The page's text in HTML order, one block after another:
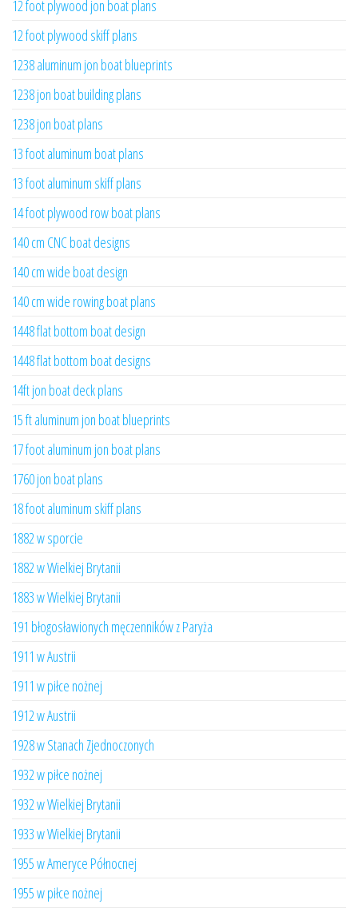
12 foot plywood jon boat plans
12 foot plywood skiff plans
1238 aluminum jon boat blueprints
1238 jon boat building plans
1238 jon boat plans
13 foot aluminum boat plans
13 foot aluminum skiff plans
14 foot plywood row boat plans
140 cm CNC boat designs
140 cm wide boat design
140 cm wide rowing boat plans
1448 flat bottom boat design
1448 flat bottom boat designs
14ft jon boat deck plans
15 ft aluminum jon boat blueprints
17 foot aluminum jon boat plans
1760 jon boat plans
18 foot aluminum skiff plans
1882 w sporcie
1882 w Wielkiej Brytanii
1883 w Wielkiej Brytanii
191 błogosławionych męczenników z Paryża
1911 w Austrii
1911 w piłce nożnej
1912 w Austrii
1928 w Stanach Zjednoczonych
1932 w piłce nożnej
1932 w Wielkiej Brytanii
1933 w Wielkiej Brytanii
1955 w Ameryce Północnej
1955 w piłce nożnej